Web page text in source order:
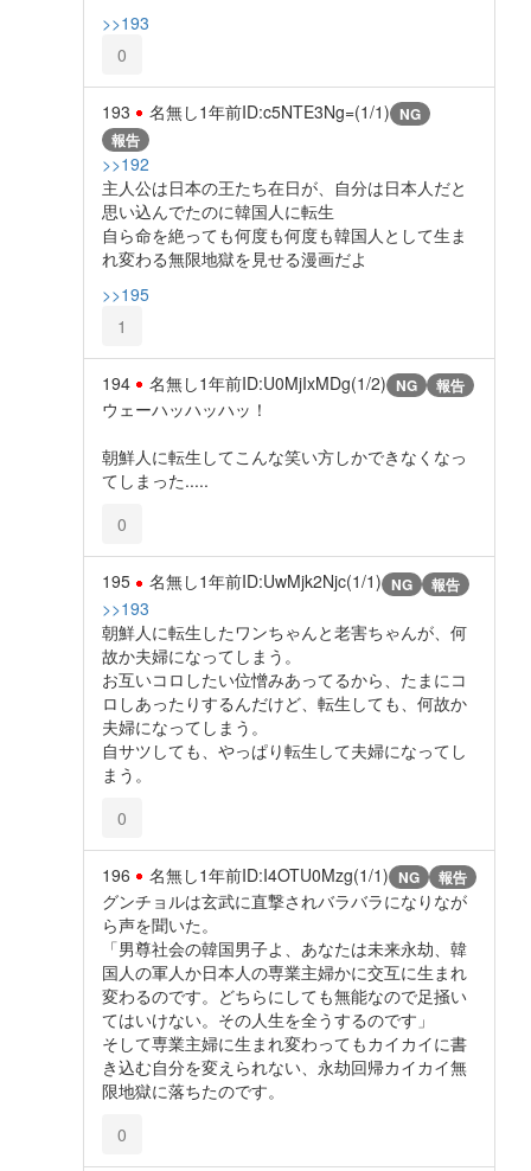
>>193
0
193 名無し1年前ID:c5NTE3Ng=(1/1) NG
報告
>>192
主人公は日本の王たち在日が、自分は日本人だと
思い込んでたのに韓国人に転生
自ら命を絶っても何度も何度も韓国人として生ま
れ変わる無限地獄を見せる漫画だよ
>>195
1
194 名無し1年前ID:U0MjIxMDg(1/2) NG 報告
ウェーハッハッハッ！
朝鮮人に転生してこんな笑い方しかできなくなっ
てしまった.....
0
195 名無し1年前ID:UwMjk2Njc(1/1) NG 報告
>>193
朝鮮人に転生したワンちゃんと老害ちゃんが、何
故か夫婦になってしまう。
お互いコロしたい位憎みあってるから、たまにコ
ロしあったりするんだけど、転生しても、何故か
夫婦になってしまう。
自サツしても、やっぱり転生して夫婦になってし
まう。
0
196 名無し1年前ID:I4OTU0Mzg(1/1) NG 報告
グンチョルは玄武に直撃されバラバラになりなが
ら声を聞いた。
「男尊社会の韓国男子よ、あなたは未来永劫、韓
国人の軍人か日本人の専業主婦かに交互に生まれ
変わるのです。どちらにしても無能なので足掻い
てはいけない。その人生を全うするのです」
そして専業主婦に生まれ変わってもカイカイに書
き込む自分を変えられない、永劫回帰カイカイ無
限地獄に落ちたのです。
0